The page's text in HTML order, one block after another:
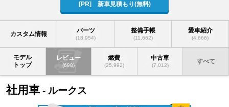
[PR] 新車見積もり(無料)
カスタム情報 パーツ
(18,954)
整備手帳
(11,662)
愛車紹介
(4,666)
モデル
トップ
レビュー
(698)
燃費
(25,992)
中古車
(7,012)
すべて
社用車 - ルークス